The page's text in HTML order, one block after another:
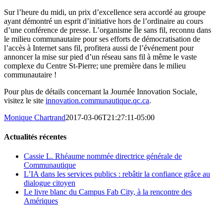
Sur l’heure du midi, un prix d’excellence sera accordé au groupe
ayant démontré un esprit d’initiative hors de l’ordinaire au cours
d’une conférence de presse. L’organisme Île sans fil, reconnu dans
le milieu communautaire pour ses efforts de démocratisation de
l’accès à Internet sans fil, profitera aussi de l’événement pour
annoncer la mise sur pied d’un réseau sans fil à même le vaste
complexe du Centre St-Pierre; une première dans le milieu
communautaire !
Pour plus de détails concernant la Journée Innovation Sociale,
visitez le site innovation.communautique.qc.ca.
Monique Chartrand2017-03-06T21:27:11-05:00
Actualités récentes
Cassie L. Rhéaume nommée directrice générale de
Communautique
L’IA dans les services publics : rebâtir la confiance grâce au
dialogue citoyen
Le livre blanc du Campus Fab City, à la rencontre des
Amériques